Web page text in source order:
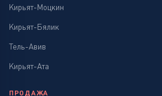
Кирьят-Моцкин
Кирьят-Бялик
Тель-Авив
Кирьят-Ата
ПРОДАЖА